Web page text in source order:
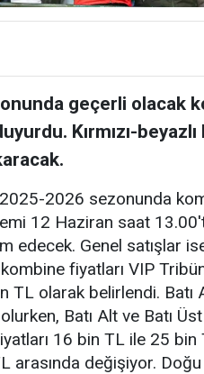
geçerli olacak
Kırmızı-
2026 sezonunda
12 Haziran saat
edecek. Genel satışlar
fiyatları VIP
TL olarak belirlendi. Batı
Batı Alt ve Batı
16 bin TL ile 25 bin
arasında değişiyor.